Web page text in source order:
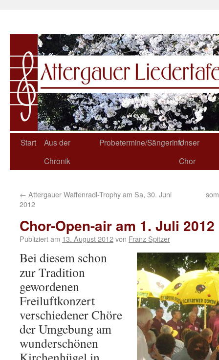
Start
Aus der
Chronik
Probetermine/SängerinfoUnser
Chor
← Attergauer Waffenradl-Trophy am Sa, 30. Juni
2012
Chor-Open-air am 1. Juli
Publiziert am 13. August 2012von Franz Spitzer
Bei diesem schon
zur Tradition
gewordenen
Freiluftkonzert
verschiedener Chöre
der Umgebung am
wunderschönen